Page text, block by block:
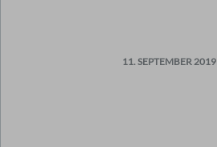
11. SEPTEMBER 2019